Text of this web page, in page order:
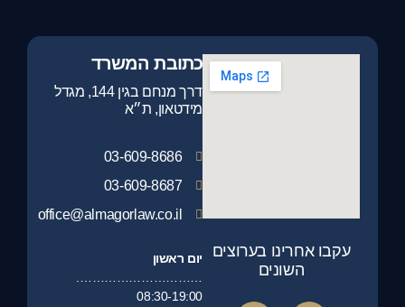
עקבו אחרינו בערוצים
השונים
כתובת המשרד
דרך מנחם בגין 144, מגדל
מידטאון, ת״א
03-609-8686
03-609-8687
office@almagorlaw.co.il
יום ראשון
………………………….
08:30-19:00